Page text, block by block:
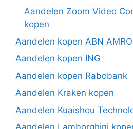
Aandelen Zoom Video
kopen
Aandelen kopen ABN AMRO
Aandelen kopen ING
Aandelen kopen Rabobank
Aandelen Kraken kopen
Aandelen Kuaishou